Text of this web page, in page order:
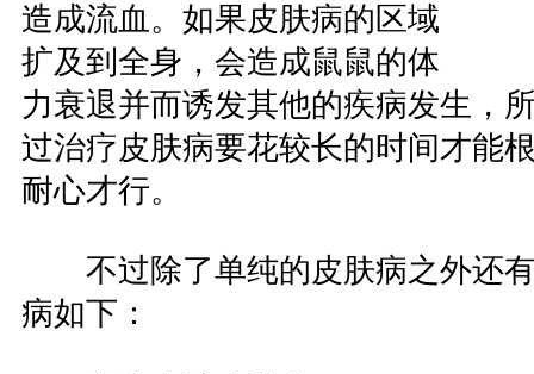
造成流血。如果皮肤病的区域
扩及到全身，会造成鼠鼠的体
力衰退并而诱发其他的疾病发生，
过治疗皮肤病要花较长的时间才能
耐心才行。
不过除了单纯的皮肤病之外还有
病如下：